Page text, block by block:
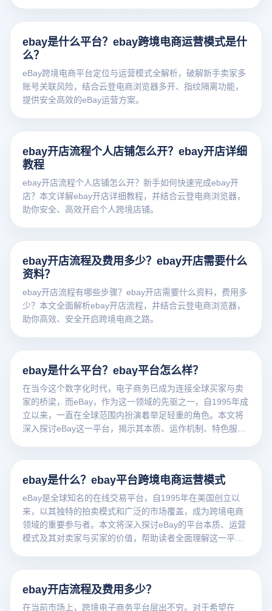
ebay是什么平台？ebay跨境电商运营模式是什
么？
eBay跨境电商平台定位与运营模式全解析，破解新手卖家多
账号关联风险，结合云登电商浏览器多开、指纹隔离功能，
提供安全高效的eBay运营方案。
ebay开店流程个人店铺怎么开？ebay开店详细
教程
ebay开店流程个人店铺怎么开？新手如何快速完成ebay开
店？本文详解ebay开店详细教程，并结合云登电商浏览器，
助你安全、高效开启个人跨境店铺。
ebay开店流程及费用多少？ebay开店需要什么
资料？
ebay开店流程有哪些步骤？ebay开店需要什么资料，费用多
少？本文全面解析ebay开店流程，并结合云登电商浏览器，
助你高效、安全开启跨境电商之路。
ebay是什么平台？ebay平台怎么样？
在当今这个数字化时代，电子商务已成为连接全球买家与卖
家的桥梁，而eBay，作为这一领域的先驱之一，自1995年成
立以来，一直在全球范围内扮演着举足轻重的角色。本文将
深入探讨eBay这一平台，揭示其本质、运作机制、特色服务
ebay是什么？ebay平台跨境电商运营模式
eBay是全球知名的在线交易平台，自1995年在美国创立以
来，以其独特的拍卖模式和广泛的市场覆盖，成为跨境电商
领域的重要参与者。本文将深入探讨eBay的平台本质、运营
模式及其对卖家与买家的价值，帮助读者全面理解这一平台
ebay开店流程及费用多少？
在当前市场上，跨境电子商务平台层出不穷。对于希望在